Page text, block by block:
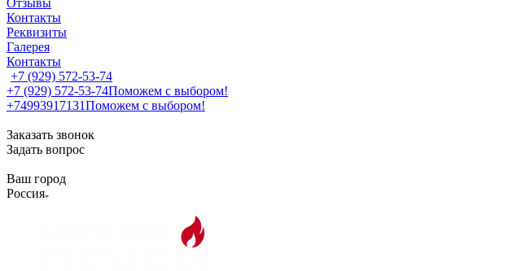
Отзывы
Контакты
Реквизиты
Галерея
Контакты
+7 (929) 572-53-74
+7 (929) 572-53-74Поможем с выбором!
+74993917131Поможем с выбором!
Заказать звонок
Задать вопрос
Ваш город
Россия